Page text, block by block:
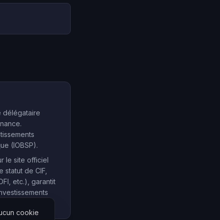
délégataire
(IOBSP).
le site officiel
de CIF,
etc.), garantit
cookie